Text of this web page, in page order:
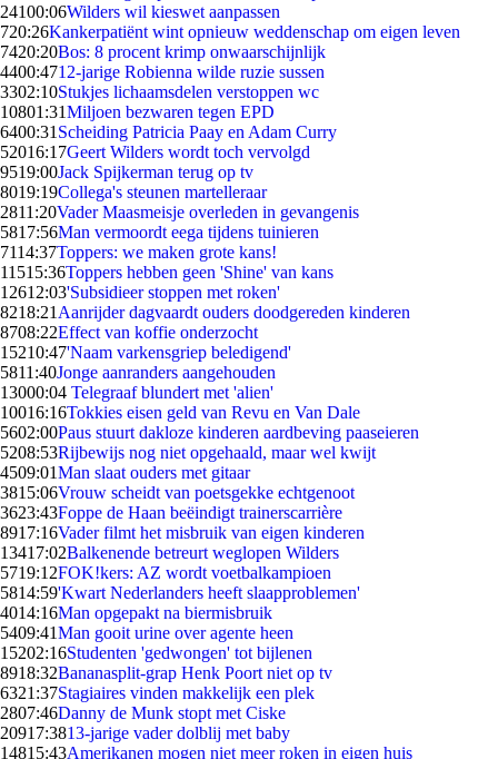
24100:06Wilders wil kieswet aanpassen
720:26Kankerpatiënt wint opnieuw weddenschap om eigen leven
7420:20Bos: 8 procent krimp onwaarschijnlijk
4400:4712-jarige Robienna wilde ruzie sussen
3302:10Stukjes lichaamsdelen verstoppen wc
10801:31Miljoen bezwaren tegen EPD
6400:31 Scheiding Patricia Paay en Adam Curry
52016:17Geert Wilders wordt toch vervolgd
9519:00Jack Spijkerman terug op tv
8019:19Collega's steunen martelleraar
2811:20Vader Maasmeisje overleden in gevangenis
5817:56Man vermoordt eega tijdens tuinieren
7114:37Toppers: we maken grote kans!
11515:36Toppers hebben geen 'Shine' van kans
12612:03'Subsidieer stoppen met roken'
8218:21 Aanrijder dagvaardt ouders doodgereden kinderen
8708:22Effect van koffie onderzocht
15210:47'Naam varkensgriep beledigend'
5811:40Jonge aanranders aangehouden
13000:04 Telegraaf blundert met 'alien'
10016:16Tokkies eisen geld van Revu en Van Dale
5602:00Paus stuurt dakloze kinderen aardbeving paaseieren
5208:53Rijbewijs nog niet opgehaald, maar wel kwijt
4509:01Man slaat ouders met gitaar
3815:06Vrouw scheidt van poetsgekke echtgenoot
3623:43Foppe de Haan beëindigt trainerscarrière
8917:16Vader filmt het misbruik van eigen kinderen
13417:02Balkenende betreurt weglopen Wilders
5719:12FOK!kers: AZ wordt voetbalkampioen
5814:59'Kwart Nederlanders heeft slaapproblemen'
4014:16Man opgepakt na biermisbruik
5409:41Man gooit urine over agente heen
15202:16Studenten 'gedwongen' tot bijlenen
8918:32Bananasplit-grap Henk Poort niet op tv
6321:37Stagiaires vinden makkelijk een plek
2807:46Danny de Munk stopt met Ciske
20917:3813-jarige vader dolblij met baby
14815:43Amerikanen mogen niet meer roken in eigen huis